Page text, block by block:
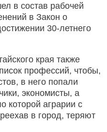
в состав рабочей
в Закон о
30-летнего
края также
профессий, чтобы,
в него попали
экономисты, а
которой аграрии с
в город, теряют